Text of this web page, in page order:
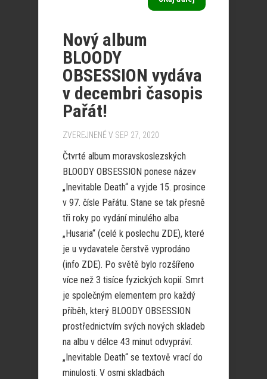
Nový album
BLOODY
OBSESSION vydáva
v decembri časopis
Pařát!
ZVEREJNENÉ V SEP 27, 2020
Čtvrté album moravskoslezských
BLOODY OBSESSION ponese název
„Inevitable Death“ a vyjde 15. prosince
v 97. čísle Pařátu. Stane se tak přesně
tři roky po vydání minulého alba
„Husaria“ (celé k poslechu ZDE), které
je u vydavatele čerstvě vyprodáno
(info ZDE). Po světě bylo rozšířeno
více než 3 tisíce fyzických kopií. Smrt
je společným elementem pro každý
příběh, který BLOODY OBSESSION
prostřednictvím svých nových skladeb
na albu v délce 43 minut odvypráví.
„Inevitable Death“ se textově vrací do
minulosti. V osmi skladbách